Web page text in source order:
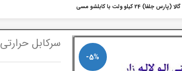
-5%
سرکابل حرارتی 25*1 داخلی گالا (پارس جلفا) 24 کیلو ولت با کابلشو مسی